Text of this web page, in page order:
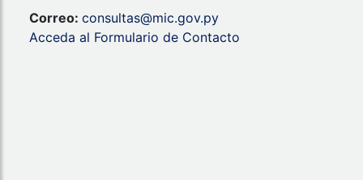
Correo: consultas@mic.gov.py
Acceda al Formulario de Contacto